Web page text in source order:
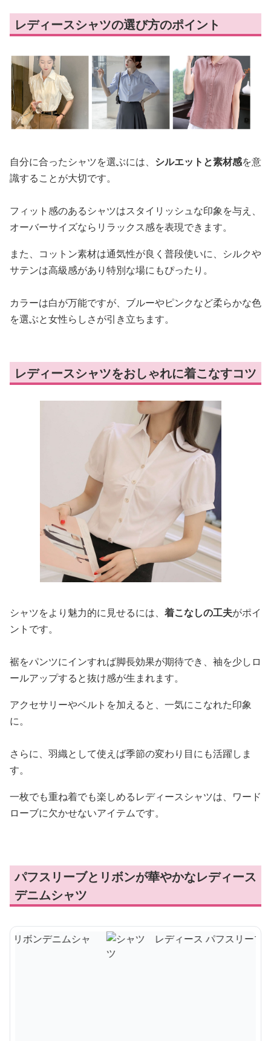
レディースシャツの選び方のポイント
自分に合ったシャツを選ぶには、 シルエットと素材感を意
識することが大切です。
フィット感のあるシャツはスタイリッシュな印象を与え、
オーバーサイズならリラックス感を表現できます。
また、コットン素材は通気性が良く普段使いに、シルクや
サテンは高級感があり特別な場にもぴったり。
カラーは白が万能ですが、ブルーやピンクなど柔らかな色
を選ぶと女性らしさが引き立ちます。
レディースシャツをおしゃれに着こなすコツ
シャツをより魅力的に見せるには、 着こなしの工夫がポイ
ントです。
裾をパンツにインすれば脚長効果が期待でき、袖を少しロ
ールアップすると抜け感が生まれます。
アクセサリーやベルトを加えると、一気にこなれた印象
に。
さらに、羽織として使えば季節の変わり目にも活躍しま
す。
一枚でも重ね着でも楽しめるレディースシャツは、ワード
ローブに欠かせないアイテムです。
パフスリーブとリボンが華やかなレディース
デニムシャツ